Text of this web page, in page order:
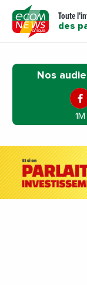
Toute
des
Nos
1M